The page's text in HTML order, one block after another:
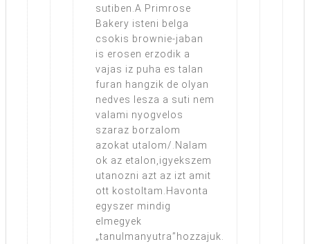
sutiben.A Primrose
Bakery isteni belga
csokis brownie-jaban
is erosen erzodik a
vajas iz puha es talan
furan hangzik de olyan
nedves lesza a suti nem
valami nyogvelos
szaraz borzalom
azokat utalom/.Nalam
ok az etalon,igyekszem
utanozni azt az izt amit
ott kostoltam.Havonta
egyszer mindig
elmegyek
„tanulmanyutra”hozzajuk.